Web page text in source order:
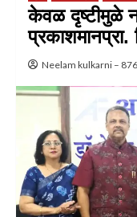
केवळ दृष्टीमुळे
प्रकाशमानप्रा.
Neelam kulkarni –